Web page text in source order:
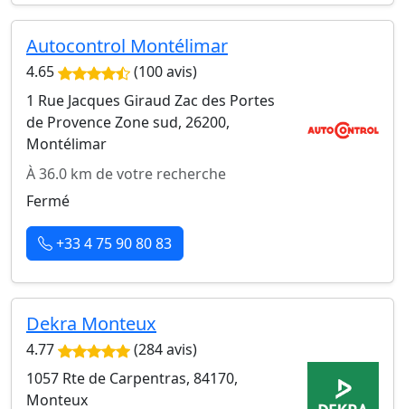
Autocontrol Montélimar
4.65
(100 avis)
1 Rue Jacques Giraud Zac des Portes
de Provence Zone sud, 26200,
Montélimar
À 36.0 km de votre recherche
Fermé
+33 4 75 90 80 83
Dekra Monteux
4.77
(284 avis)
1057 Rte de Carpentras, 84170,
Monteux